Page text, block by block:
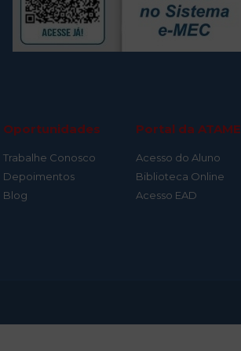
Oportunidades
Trabalhe Conosco
Depoimentos
Blog
Portal da ATAME
Acesso do Aluno
Biblioteca Online
Acesso EAD